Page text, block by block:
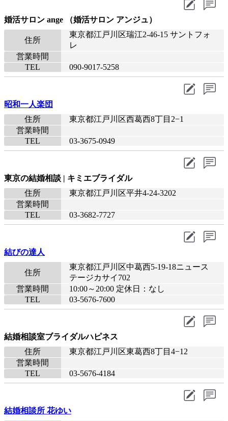
婚活サロン ange （婚活サロン アンジュ）
住所
東京都江戸川区瑞江2-46-15 サントフォ
レ
営業時間
TEL
090-9017-5258
昭和一人楽団
住所
東京都江戸川区西葛西8丁目2−1
営業時間
TEL
03-3675-0949
東京の結婚相談 | キミエブライダル
住所
東京都江戸川区平井4-24-3202
営業時間
TEL
03-3682-7727
結びの達人
住所
東京都江戸川区中葛西5-19-18ニュース
テージカサイ702
営業時間
10:00～20:00 定休日：なし
TEL
03-5676-7600
結婚相談室ブライダルハピネス
住所
東京都江戸川区東葛西8丁目4−12
営業時間
TEL
03-5676-4184
結婚相談所 花ゆい